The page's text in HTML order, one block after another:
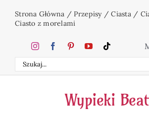
Strona Główna /Przepisy/Ciasta/
Ciasto z morelami
Szukaj
Wypieki